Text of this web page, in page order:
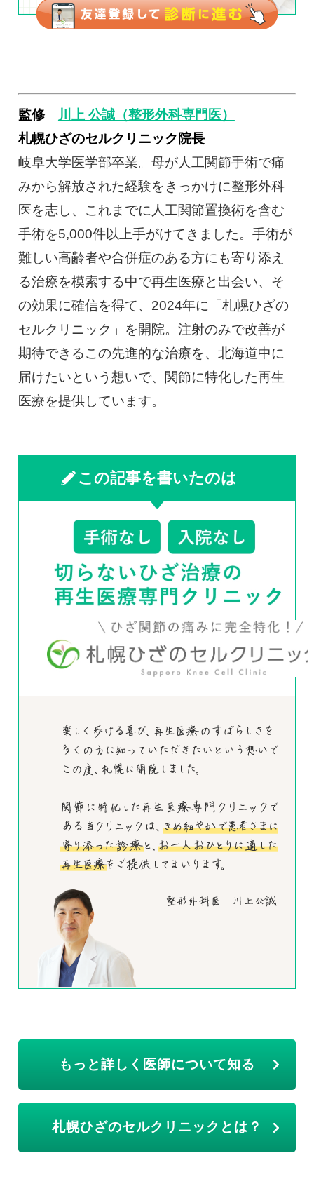
監修 川上 公誠（整形外科専門医）
札幌ひざのセルクリニック院長
岐阜大学医学部卒業。母が人工関節手術で痛
みから解放された経験をきっかけに整形外科
医を志し、これまでに人工関節置換術を含む
手術を5,000件以上手がけてきました。手術が
難しい高齢者や合併症のある方にも寄り添え
る治療を模索する中で再生医療と出会い、そ
の効果に確信を得て、2024年に「札幌ひざの
セルクリニック」を開院。注射のみで改善が
期待できるこの先進的な治療を、北海道中に
届けたいという想いで、関節に特化した再生
医療を提供しています。
この記事を書いたのは
もっと詳しく医師について知る
札幌ひざのセルクリニックとは？